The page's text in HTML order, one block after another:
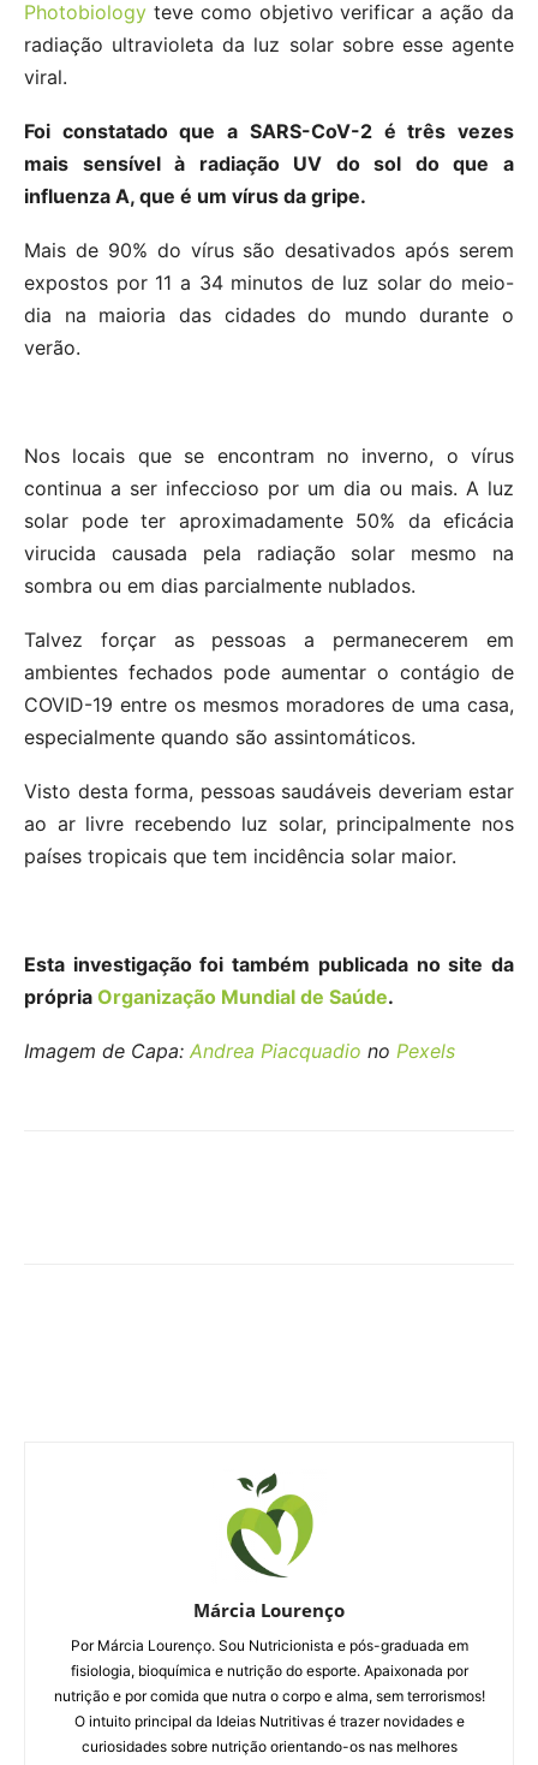
Photobiology teve como objetivo verificar a ação da
radiação ultravioleta da luz solar sobre esse agente
viral.
Foi constatado que a SARS-CoV-2 é três vezes
mais sensível à radiação UV do sol do que a
influenza A, que é um vírus da gripe.
Mais de 90% do vírus são desativados após serem
expostos por 11 a 34 minutos de luz solar do meio-
dia na maioria das cidades do mundo durante o
verão.
Nos locais que se encontram no inverno, o vírus
continua a ser infeccioso por um dia ou mais. A luz
solar pode ter aproximadamente 50% da eficácia
virucida causada pela radiação solar mesmo na
sombra ou em dias parcialmente nublados.
Talvez forçar as pessoas a permanecerem em
ambientes fechados pode aumentar o contágio de
COVID-19 entre os mesmos moradores de uma casa,
especialmente quando são assintomáticos.
Visto desta forma, pessoas saudáveis deveriam estar
ao ar livre recebendo luz solar, principalmente nos
países tropicais que tem incidência solar maior.
Esta investigação foi também publicada no site da
própria Organização Mundial de Saúde.
Imagem de Capa: Andrea Piacquadio no Pexels
Márcia Lourenço
Por Márcia Lourenço. Sou Nutricionista e pós-graduada em
fisiologia, bioquímica e nutrição do esporte. Apaixonada por
nutrição e por comida que nutra o corpo e alma, sem terrorismos!
O intuito principal da Ideias Nutritivas é trazer novidades e
curiosidades sobre nutrição orientando-os nas melhores